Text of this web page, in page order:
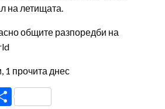
на летищата.
общите разпоредби на
1 прочита днес
Share